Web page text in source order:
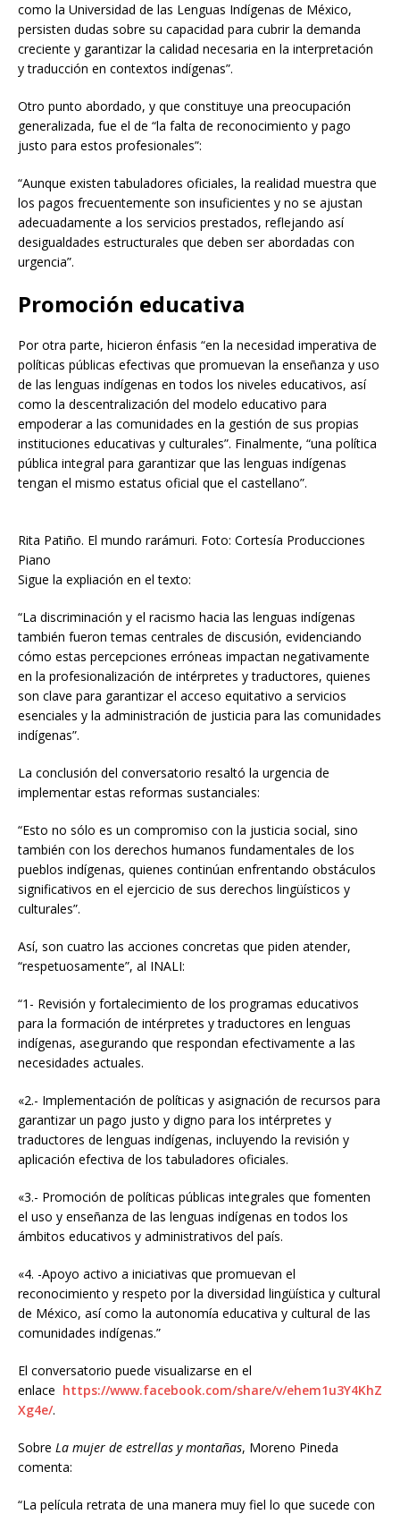
como la Universidad de las Lenguas Indígenas de México,
persisten dudas sobre su capacidad para cubrir la demanda
creciente y garantizar la calidad necesaria en la interpretación
y traducción en contextos indígenas”.
Otro punto abordado, y que constituye una preocupación
generalizada, fue el de “la falta de reconocimiento y pago
justo para estos profesionales”:
“Aunque existen tabuladores oficiales, la realidad muestra que
los pagos frecuentemente son insuficientes y no se ajustan
adecuadamente a los servicios prestados, reflejando así
desigualdades estructurales que deben ser abordadas con
urgencia”.
Promoción educativa
Por otra parte, hicieron énfasis “en la necesidad imperativa de
políticas públicas efectivas que promuevan la enseñanza y uso
de las lenguas indígenas en todos los niveles educativos, así
como la descentralización del modelo educativo para
empoderar a las comunidades en la gestión de sus propias
instituciones educativas y culturales”. Finalmente, “una política
pública integral para garantizar que las lenguas indígenas
tengan el mismo estatus oficial que el castellano”.
Rita Patiño. El mundo rarámuri. Foto: Cortesía Producciones
Piano
Sigue la expliación en el texto:
“La discriminación y el racismo hacia las lenguas indígenas
también fueron temas centrales de discusión, evidenciando
cómo estas percepciones erróneas impactan negativamente
en la profesionalización de intérpretes y traductores, quienes
son clave para garantizar el acceso equitativo a servicios
esenciales y la administración de justicia para las comunidades
indígenas”.
La conclusión del conversatorio resaltó la urgencia de
implementar estas reformas sustanciales:
“Esto no sólo es un compromiso con la justicia social, sino
también con los derechos humanos fundamentales de los
pueblos indígenas, quienes continúan enfrentando obstáculos
significativos en el ejercicio de sus derechos lingüísticos y
culturales”.
Así, son cuatro las acciones concretas que piden atender,
“respetuosamente”, al INALI:
“1- Revisión y fortalecimiento de los programas educativos
para la formación de intérpretes y traductores en lenguas
indígenas, asegurando que respondan efectivamente a las
necesidades actuales.
«2.- Implementación de políticas y asignación de recursos para
garantizar un pago justo y digno para los intérpretes y
traductores de lenguas indígenas, incluyendo la revisión y
aplicación efectiva de los tabuladores oficiales.
«3.- Promoción de políticas públicas integrales que fomenten
el uso y enseñanza de las lenguas indígenas en todos los
ámbitos educativos y administrativos del país.
«4. -Apoyo activo a iniciativas que promuevan el
reconocimiento y respeto por la diversidad lingüística y cultural
de México, así como la autonomía educativa y cultural de las
comunidades indígenas.”
El conversatorio puede visualizarse en el
enlace https://www.facebook.com/share/v/ehem1u3Y4KhZ
Xg4e/.
Sobre La mujer de estrellas y montañas, Moreno Pineda
comenta:
“La película retrata de una manera muy fiel lo que sucede con